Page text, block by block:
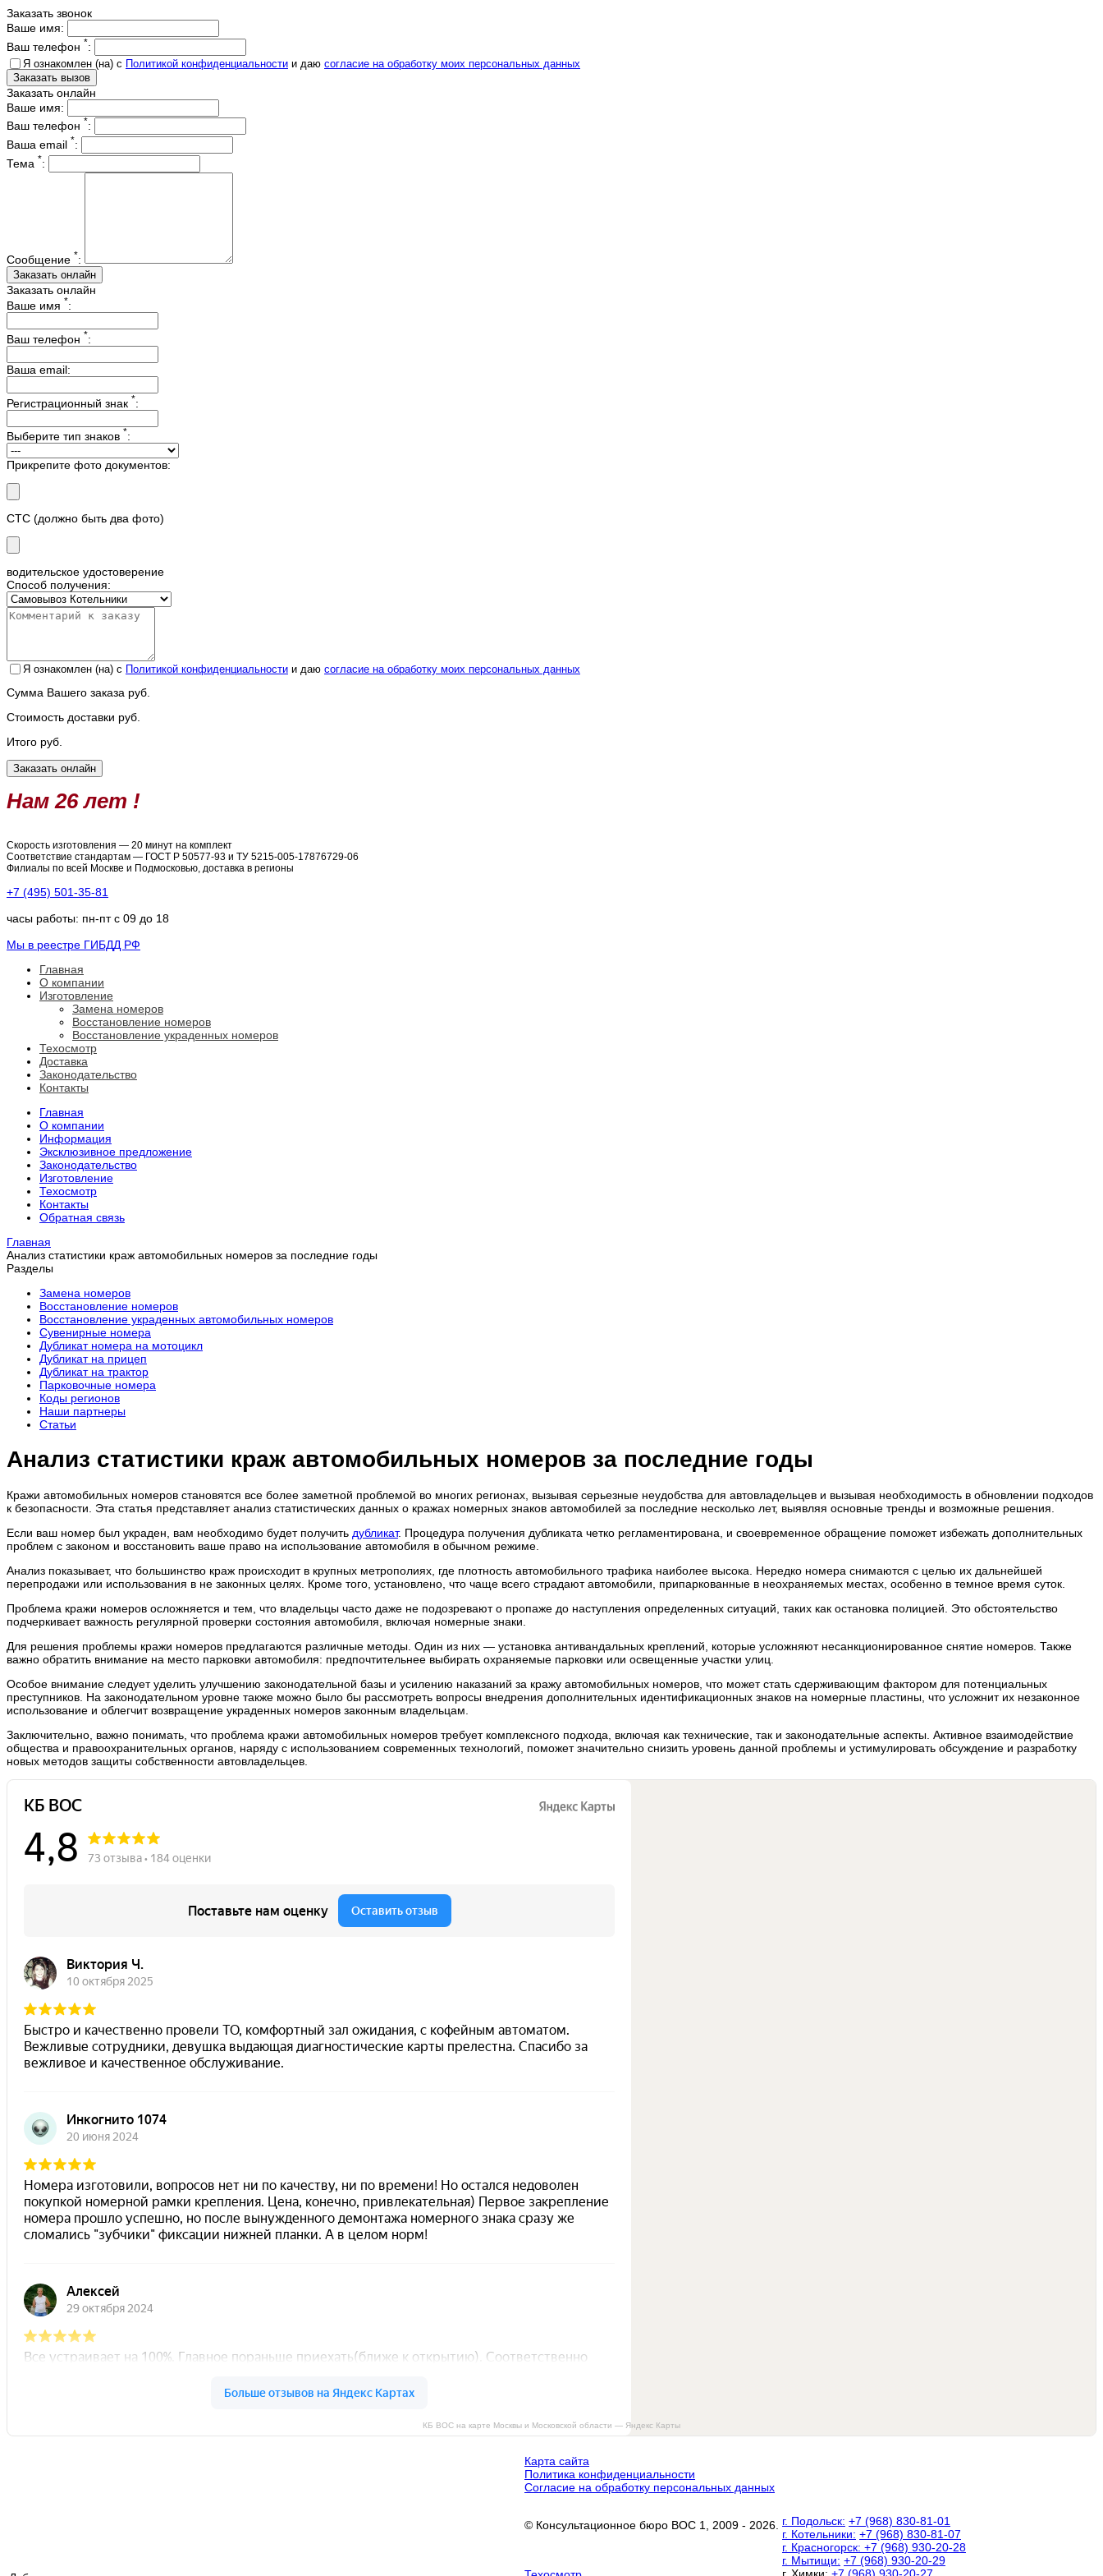
Заказать звонок
Ваше имя:
Ваш телефон *:
Я ознакомлен (на) с Политикой конфиденциальности и даю согласие на обработку моих персональных данных
Заказать онлайн
Ваше имя:
Ваш телефон *:
Ваша email *:
Тема *:
Сообщение *:
Заказать онлайн
Ваше имя *:
Ваш телефон *:
Ваша email:
Регистрационный знак *:
Выберите тип знаков *:
Прикрепите фото документов:
СТС (должно быть два фото)
водительское удостоверение
Способ получения:
Я ознакомлен (на) с Политикой конфиденциальности и даю согласие на обработку моих персональных данных
Сумма Вашего заказа руб.
Стоимость доставки руб.
Итого руб.
Нам 26 лет !
Скорость изготовления — 20 минут на комплект
Соответствие стандартам — ГОСТ Р 50577-93 и ТУ 5215-005-17876729-06
Филиалы по всей Москве и Подмосковью, доставка в регионы
+7 (495) 501-35-81
часы работы: пн-пт с 09 до 18
Мы в реестре ГИБДД РФ
Главная
О компании
Изготовление
Замена номеров
Восстановление номеров
Восстановление украденных номеров
Техосмотр
Доставка
Законодательство
Контакты
Главная
О компании
Информация
Эксклюзивное предложение
Законодательство
Изготовление
Техосмотр
Контакты
Обратная связь
Главная
Анализ статистики краж автомобильных номеров за последние годы
Разделы
Замена номеров
Восстановление номеров
Восстановление украденных автомобильных номеров
Сувенирные номера
Дубликат номера на мотоцикл
Дубликат на прицеп
Дубликат на трактор
Парковочные номера
Коды регионов
Наши партнеры
Статьи
Анализ статистики краж автомобильных номеров за последние годы
Кражи автомобильных номеров становятся все более заметной проблемой во многих регионах, вызывая серьезные неудобства для автовладельцев и вызывая необходимость в обновлении подходов
к безопасности. Эта статья представляет анализ статистических данных о кражах номерных знаков автомобилей за последние несколько лет, выявляя основные тренды и возможные решения.
Если ваш номер был украден, вам необходимо будет получить дубликат. Процедура получения дубликата четко регламентирована, и своевременное обращение поможет избежать дополнительных
проблем с законом и восстановить ваше право на использование автомобиля в обычном режиме.
Анализ показывает, что большинство краж происходит в крупных метрополиях, где плотность автомобильного трафика наиболее высока. Нередко номера снимаются с целью их дальнейшей
перепродажи или использования в не законных целях. Кроме того, установлено, что чаще всего страдают автомобили, припаркованные в неохраняемых местах, особенно в темное время суток.
Проблема кражи номеров осложняется и тем, что владельцы часто даже не подозревают о пропаже до наступления определенных ситуаций, таких как остановка полицией. Это обстоятельство
подчеркивает важность регулярной проверки состояния автомобиля, включая номерные знаки.
Для решения проблемы кражи номеров предлагаются различные методы. Один из них — установка антивандальных креплений, которые усложняют несанкционированное снятие номеров. Также
важно обратить внимание на место парковки автомобиля: предпочтительнее выбирать охраняемые парковки или освещенные участки улиц.
Особое внимание следует уделить улучшению законодательной базы и усилению наказаний за кражу автомобильных номеров, что может стать сдерживающим фактором для потенциальных
преступников. На законодательном уровне также можно было бы рассмотреть вопросы внедрения дополнительных идентификационных знаков на номерные пластины, что усложнит их незаконное
использование и облегчит возвращение украденных номеров законным владельцам.
Заключительно, важно понимать, что проблема кражи автомобильных номеров требует комплексного подхода, включая как технические, так и законодательные аспекты. Активное взаимодействие
общества и правоохранительных органов, наряду с использованием современных технологий, поможет значительно снизить уровень данной проблемы и устимулировать обсуждение и разработку
новых методов защиты собственности автовладельцев.
КБ ВОС на карте Москвы и Московской области — Яндекс Карты
Карта сайта
Политика конфиденциальности
Согласие на обработку персональных данных
© Консультационное бюро ВОС 1, 2009 - 2026. г. Подольск: +7 (968) 830-81-01
г. Котельники: +7 (968) 830-81-07
г. Красногорск: +7 (968) 930-20-28
г. Мытищи: +7 (968) 930-20-29
г. Химки: +7 (968) 930-20-27